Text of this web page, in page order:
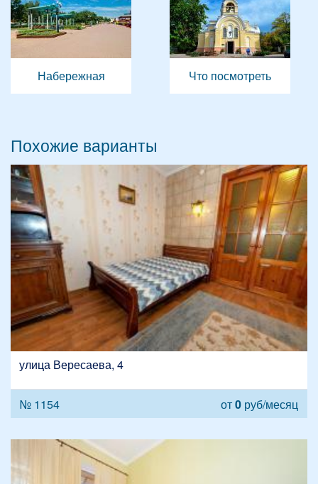
Набережная Что посмотреть
Похожие варианты
улица Вересаева, 4
№ 1154 от0 руб/месяц